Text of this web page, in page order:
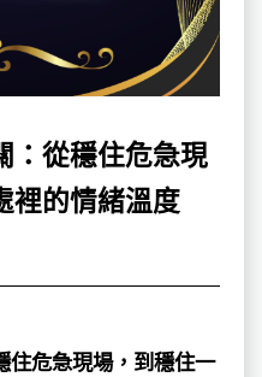
：從穩住危急現
裡的情緒溫度
住危急現場，到穩住一